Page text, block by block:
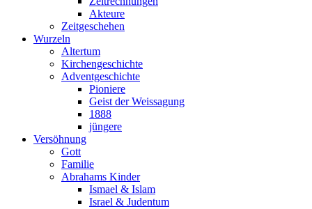
Akteure
Zeitgeschehen
Wurzeln
Altertum
Kirchengeschichte
Adventgeschichte
Pioniere
Geist der Weissagung
1888
jüngere
Versöhnung
Gott
Familie
Abrahams Kinder
Ismael & Islam
Israel & Judentum